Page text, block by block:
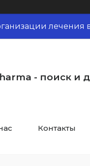
лечения
- поиск и
Контакты